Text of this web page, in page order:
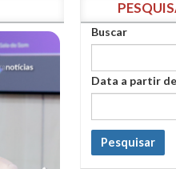
Buscar
Data a partir
Pesquisar